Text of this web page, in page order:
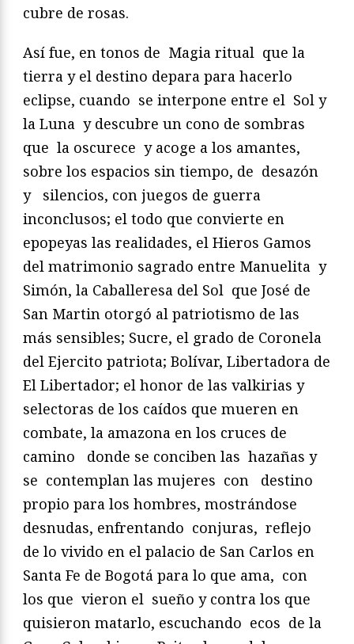
cubre de rosas.
Así fue, en tonos de Magia ritual que la
tierra y el destino depara para hacerlo
eclipse, cuando se interpone entre el Sol y
la Luna y descubre un cono de sombras
que la oscurece y acoge a los amantes,
sobre los espacios sin tiempo, de desazón
y silencios, con juegos de guerra
inconclusos; el todo que convierte en
epopeyas las realidades, el Hieros Gamos
del matrimonio sagrado entre Manuelita y
Simón, la Caballeresa del Sol que José de
San Martin otorgó al patriotismo de las
más sensibles; Sucre, el grado de Coronela
del Ejercito patriota; Bolívar, Libertadora de
El Libertador; el honor de las valkirias y
selectoras de los caídos que mueren en
combate, la amazona en los cruces de
camino donde se conciben las hazañas y
se contemplan las mujeres con destino
propio para los hombres, mostrándose
desnudas, enfrentando conjuras, reflejo
de lo vivido en el palacio de San Carlos en
Santa Fe de Bogotá para lo que ama, con
los que vieron el sueño y contra los que
quisieron matarlo, escuchando ecos de la